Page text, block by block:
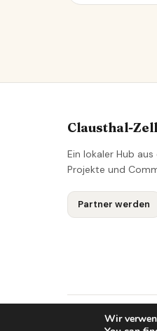
Clausthal-
Ein lokaler Hub
Projekte und
Partner werden
© 2026 Clausthal-
Wir